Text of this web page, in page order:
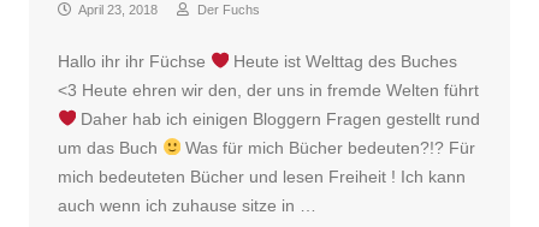
April 23, 2018 Der Fuchs
Hallo ihr ihr Füchse
Heute ist Welttag des Buches
<3 Heute ehren wir den, der uns in fremde Welten führt
Daher hab ich einigen Bloggern Fragen gestellt rund
um das Buch
Was für mich Bücher bedeuten?!? Für
mich bedeuteten Bücher und lesen Freiheit ! Ich kann
auch wenn ich zuhause sitze in …